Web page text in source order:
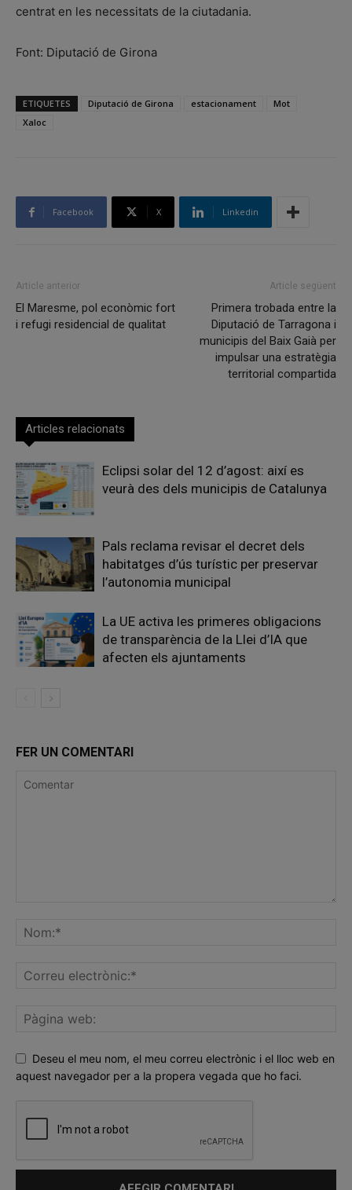
centrat en les necessitats de la ciutadania.
Font: Diputació de Girona
ETIQUETES Diputació de Girona estacionament
Mot
Xaloc
Facebook X Linkedin
Article anterior
El Maresme, pol econòmic fort
i refugi residencial de qualitat
Article següent
Primera trobada entre la
Diputació de Tarragona i
municipis del Baix Gaià per
impulsar una estratègia
territorial compartida
Articles relacionats
Eclipsi solar del 12 d’agost: així es
veurà des dels municipis de Catalunya
Pals reclama revisar el decret dels
habitatges d’ús turístic per preservar
l’autonomia municipal
La UE activa les primeres obligacions
de transparència de la Llei d’IA que
afecten els ajuntaments
FER UN COMENTARI
Deseu el meu nom, el meu correu electrònic i el lloc web en
aquest navegador per a la propera vegada que ho faci.